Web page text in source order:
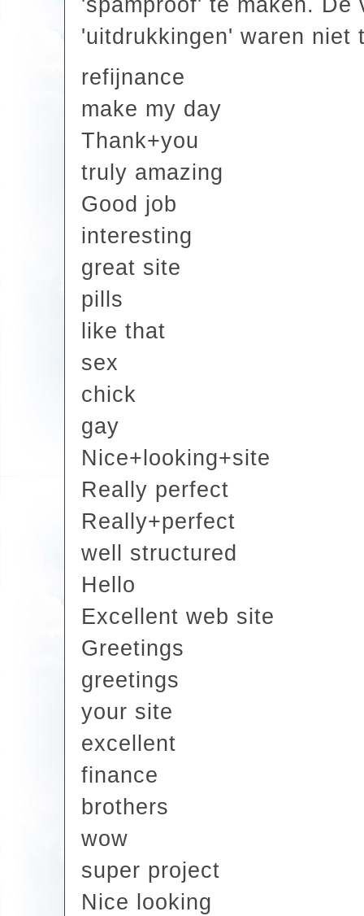
'uitdrukkingen' waren niet
refijnance
make my day
Thank+you
truly amazing
Good job
interesting
great site
pills
like that
sex
chick
gay
Nice+looking+site
Really perfect
Really+perfect
well structured
Hello
Excellent web site
Greetings
greetings
your site
excellent
finance
brothers
wow
super project
Nice looking